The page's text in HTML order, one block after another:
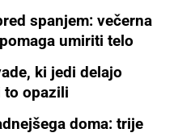
spanjem: večerna
umiriti telo
ki jedi delajo
to opazili
doma: trije